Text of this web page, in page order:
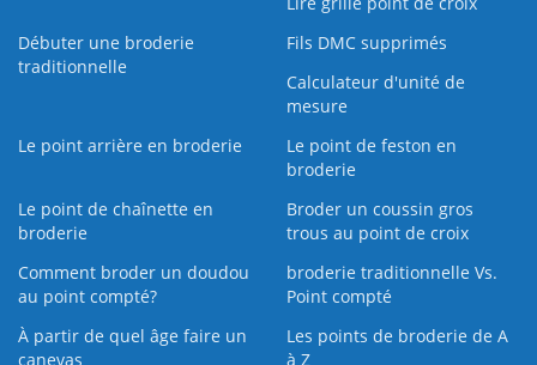
Débuter une broderie
traditionnelle
Fils DMC supprimés
Calculateur d'unité de
mesure
Le point arrière en broderie
Le point de feston en
broderie
Le point de chaînette en
broderie
Broder un coussin gros
trous au point de croix
Comment broder un doudou
au point compté?
broderie traditionnelle Vs.
Point compté
À partir de quel âge faire un
canevas
Les points de broderie de A
à Z